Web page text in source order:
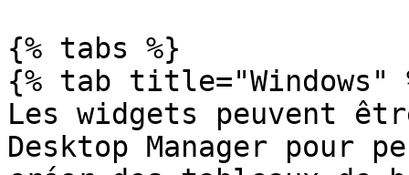
{% tabs %}
{% tab title="Windows"
Les widgets peuvent
Desktop Manager pour